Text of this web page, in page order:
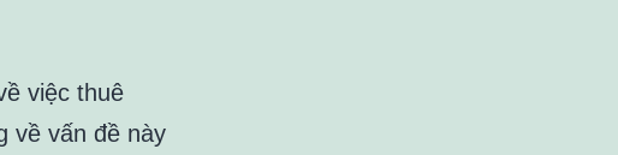
việc thuê
về vấn đề này